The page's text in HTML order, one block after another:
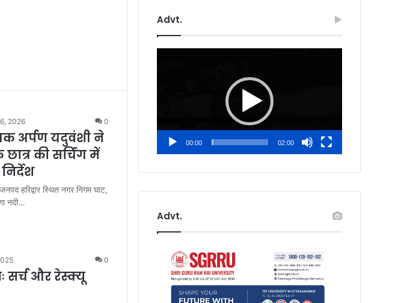
2026 0
अर्पण यदुवंशी ने
की सर्चिंग में
हरिद्वार स्थित नगर निगम घाट,
नदी…
0
सर्च और रेस्क्यू
Advt.
00:00 02:00
Advt.